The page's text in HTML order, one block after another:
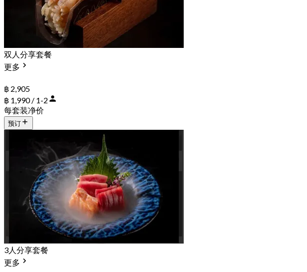
双人分享套餐
更多
฿ 2,905
฿ 1,990 / 1-2
每套装净价
预订
3人分享套餐
更多